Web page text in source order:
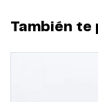
También te